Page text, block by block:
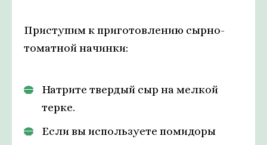
Приступим к приготовлению сырно-
томатной начинки:
Натрите твердый сыр на мелкой
терке.
Если вы используете помидоры